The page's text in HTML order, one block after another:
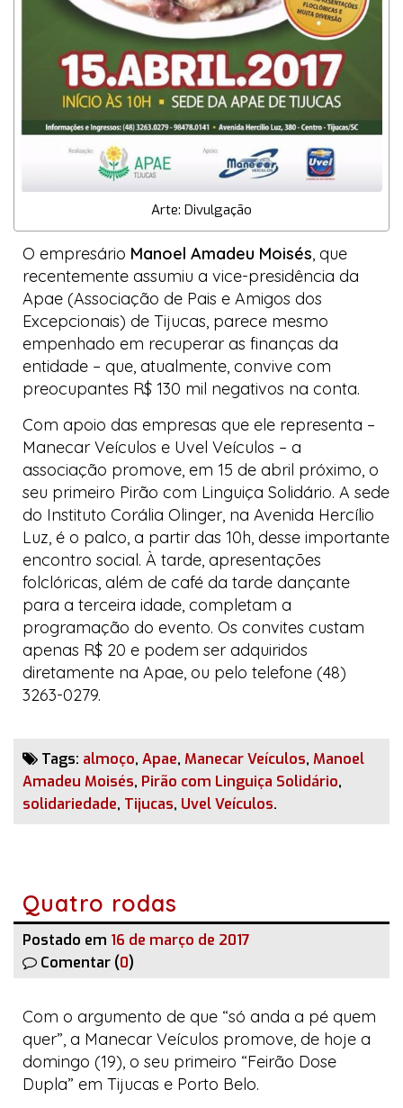
Arte: Divulgação
O empresário Manoel Amadeu Moisés, que
recentemente assumiu a vice-presidência da
Apae (Associação de Pais e Amigos dos
Excepcionais) de Tijucas, parece mesmo
empenhado em recuperar as finanças da
entidade – que, atualmente, convive com
preocupantes R$ 130 mil negativos na conta.
Com apoio das empresas que ele representa –
Manecar Veículos e Uvel Veículos – a
associação promove, em 15 de abril próximo, o
seu primeiro Pirão com Linguiça Solidário. A sede
do Instituto Corália Olinger, na Avenida Hercílio
Luz, é o palco, a partir das 10h, desse importante
encontro social. À tarde, apresentações
folclóricas, além de café da tarde dançante
para a terceira idade, completam a
programação do evento. Os convites custam
apenas R$ 20 e podem ser adquiridos
diretamente na Apae, ou pelo telefone (48)
3263-0279.
Tags: almoço, Apae, Manecar Veículos, Manoel
Amadeu Moisés, Pirão com Linguiça Solidário,
solidariedade, Tijucas, Uvel Veículos.
Quatro rodas
Postado em 16 de março de 2017
Comentar (0)
Com o argumento de que “só anda a pé quem
quer”, a Manecar Veículos promove, de hoje a
domingo (19), o seu primeiro “Feirão Dose
Dupla” em Tijucas e Porto Belo.